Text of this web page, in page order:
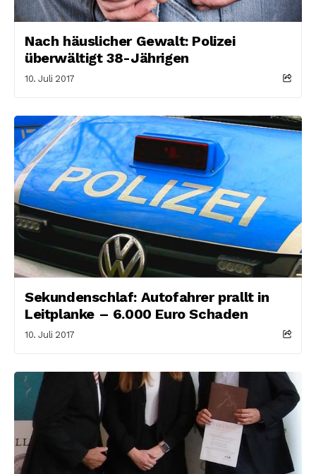
Nach häuslicher Gewalt: Polizei
überwältigt 38-Jährigen
10. Juli 2017
Sekundenschlaf: Autofahrer prallt in
Leitplanke – 6.000 Euro Schaden
10. Juli 2017